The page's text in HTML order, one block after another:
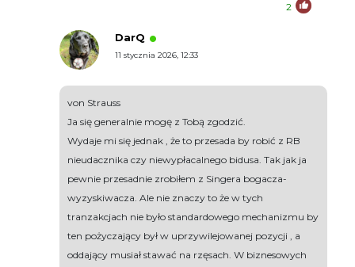
2
DarQ
11 stycznia 2026, 12:33
von Strauss
Ja się generalnie mogę z Tobą zgodzić.
Wydaje mi się jednak , że to przesada by robić z RB
nieudacznika czy niewypłacalnego bidusa. Tak jak ja
pewnie przesadnie zrobiłem z Singera bogacza-
wyzyskiwacza. Ale nie znaczy to że w tych
tranzakcjach nie było standardowego mechanizmu by
ten pożyczający był w uprzywilejowanej pozycji , a
oddający musiał stawać na rzęsach. W biznesowych